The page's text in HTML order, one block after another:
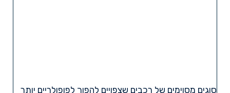
סוגים מסוימים של רכבים שצפויים להפוך לפופולריים יותר